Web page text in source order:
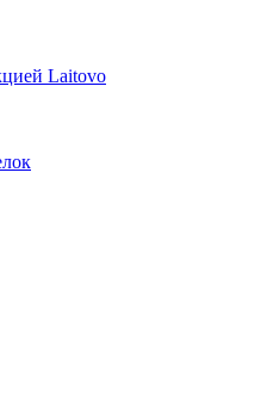
Laitovo